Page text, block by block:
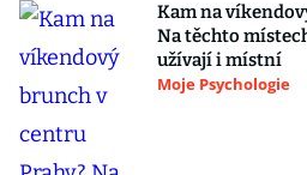
Kam na
Na těchto
užívají i místní
Moje Psychologie